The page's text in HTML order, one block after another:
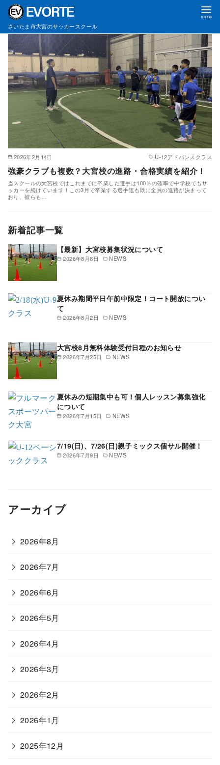
ンさいたま市大宮のサッカースクール
合格実績
2026年2月14日 U-12アドバンスクラス
強豪クラブも複数？大宮校の進路・合格実績を紹介！
当スクールの大宮校ではこれまでに卒業した選手は100％の確率で中学校でもサ
ッカーを続けています！この3月で卒業する選手達も既に全員の進路が決まって
おり、彼らも…
新着記事一覧
2026年8月6日 NEWS
【最新】大宮校募集状況について
2026年8月2日 NEWS
夏休み期間平日午前中限定！コート開放につい
て
2026年7月25日 NEWS
大宮校8月無料体験受付日程のお知らせ
2026年7月15日 NEWS
夏休みの短期集中も可！個人レッスン募集強化
について
2026年7月9日 NEWS
7/19(日)、7/26(日)親子ミックス個サル開催！
アーカイブ
2026年8月
2026年7月
2026年6月
2026年5月
2026年4月
2026年3月
2026年2月
2026年1月
2025年12月